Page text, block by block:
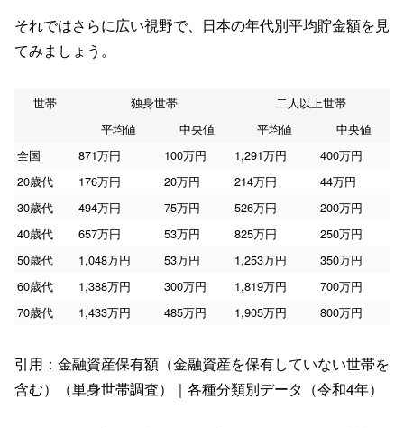
それではさらに広い視野で、日本の年代別平均貯金額を見
てみましょう。
世帯 独身世帯
二人以上世帯
平均値
中央値 平均値
中央値
全国
871万円 100万円 1,291万円
400万円
20歳代
176万円 20万円 214万円
44万円
30歳代
494万円 75万円 526万円
200万円
40歳代
657万円 53万円 825万円
250万円
50歳代
1,048万円 53万円 1,253万円
350万円
60歳代
1,388万円 300万円 1,819万円
700万円
70歳代
1,433万円 485万円 1,905万円 800万円
引用：金融資産保有額（金融資産を保有していない世帯を
含む）（単身世帯調査）｜各種分類別データ（令和4年）